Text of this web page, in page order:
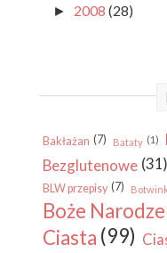
► 2008 (28)
Bakłażan (7) Bataty (1)
Bezglutenowe (31)
BLW przepisy (7)
Boże
Ciasta (99)